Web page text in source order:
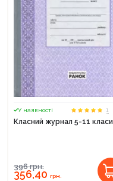
У наявності
1
Класний журнал 5-11 класи
396грн.
356,40 грн.